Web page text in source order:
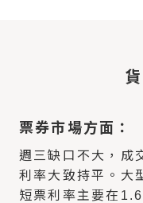
票券市場方面：
週三缺口不大，成
利率大致持平。大
短票利率主要在